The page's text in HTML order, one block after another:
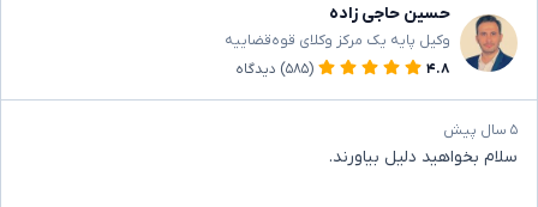
حسین حاجی زاده
وکیل پایه یک مرکز وکلای قوه‌قضاییه
۴.۸
(۵۸۵) دیدگاه
۵ سال پیش
سلام بخواهید دلیل بیاورند.